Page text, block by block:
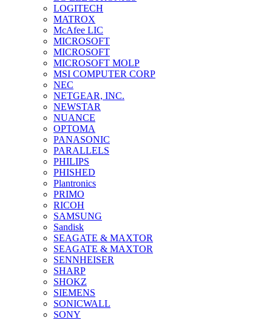
LOGITECH
MATROX
McAfee LIC
MICROSOFT
MICROSOFT
MICROSOFT MOLP
MSI COMPUTER CORP
NEC
NETGEAR, INC.
NEWSTAR
NUANCE
OPTOMA
PANASONIC
PARALLELS
PHILIPS
PHISHED
Plantronics
PRIMO
RICOH
SAMSUNG
Sandisk
SEAGATE & MAXTOR
SEAGATE & MAXTOR
SENNHEISER
SHARP
SHOKZ
SIEMENS
SONICWALL
SONY